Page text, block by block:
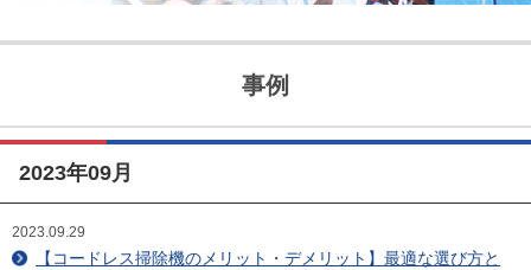
ウルトラフロアケア
エアコン関連 ～修繕・入
替・クリーニング～
目安・価格表
事例
2023年09月
2023.09.29
【コードレス掃除機のメリット・デメリット】最適な選び方と